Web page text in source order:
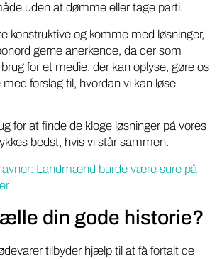
uden at dømme eller tage parti.
konstruktive og komme med løsninger,
gerne anerkende, da der som
for et medie, der kan oplyse, gøre os
forslag til, hvordan vi kan løse
for at finde de kloge løsninger på vores
bedst, hvis vi står sammen.
Landmænd burde være sure på
din gode historie?
tilbyder hjælp til at få fortalt de